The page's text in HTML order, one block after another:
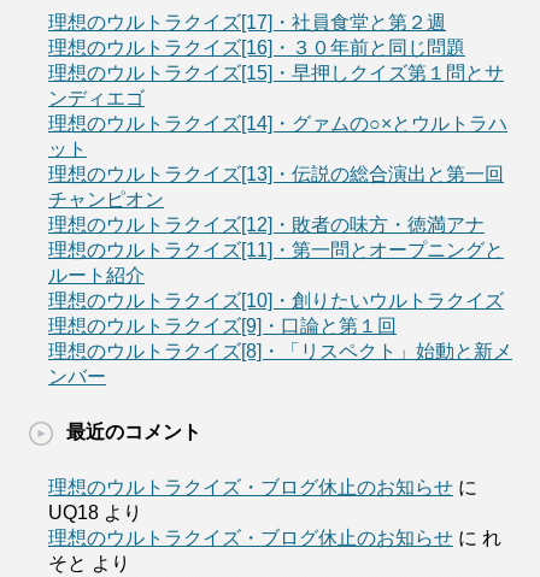
理想のウルトラクイズ[17]・社員食堂と第２週
理想のウルトラクイズ[16]・３０年前と同じ問題
理想のウルトラクイズ[15]・早押しクイズ第１問とサ
ンディエゴ
理想のウルトラクイズ[14]・グァムの○×とウルトラハ
ット
理想のウルトラクイズ[13]・伝説の総合演出と第一回
チャンピオン
理想のウルトラクイズ[12]・敗者の味方・徳満アナ
理想のウルトラクイズ[11]・第一問とオープニングと
ルート紹介
理想のウルトラクイズ[10]・創りたいウルトラクイズ
理想のウルトラクイズ[9]・口論と第１回
理想のウルトラクイズ[8]・「リスペクト」始動と新メ
ンバー
最近のコメント
理想のウルトラクイズ・ブログ休止のお知らせ に
UQ18 より
理想のウルトラクイズ・ブログ休止のお知らせ に れ
そと より